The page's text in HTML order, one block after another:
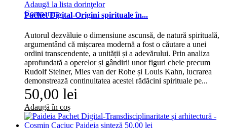
Adaugă la lista dorinţelor
Comparare
Pachet Digital-Origini spirituale în...
Autorul dezvăluie o dimensiune ascunsă, de natură spirituală,
argumentând că mișcarea modernă a fost o căutare a unei
ordini transcendente, a unității și a adevărului. Prin analiza
aprofundată a operelor și gândirii unor figuri cheie precum
Rudolf Steiner, Mies van der Rohe și Louis Kahn, lucrarea
demonstrează continuitatea acestei rădăcini spirituale pe...
50,00 lei
Adaugă în coș